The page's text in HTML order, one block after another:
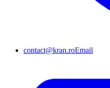
contact@kran.roEmail